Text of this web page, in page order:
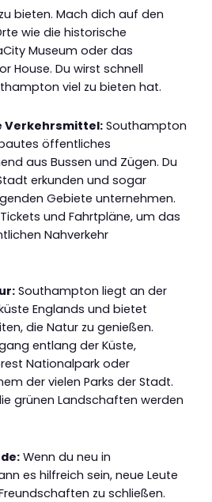
bieten. Mach dich auf den
wie die historische
Museum oder das
House. Du wirst schnell
viel zu bieten hat.
Verkehrsmittel: Southampton
öffentliches
aus Bussen und Zügen. Du
erkunden und sogar
Gebiete unternehmen.
und Fahrtpläne, um das
Nahverkehr
Southampton liegt an der
Englands und bietet
die Natur zu genießen.
entlang der Küste,
Nationalpark oder
der vielen Parks der Stadt.
grünen Landschaften werden
Wenn du neu in
es hilfreich sein, neue Leute
zu schließen.